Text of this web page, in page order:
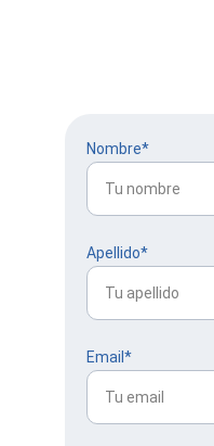
Nombre*
Apellido*
Email*